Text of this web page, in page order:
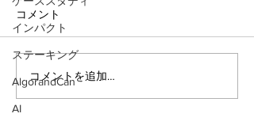
インパクト
ステーキング
AlgorandCan
AI
生活を変えるブロックチ
ェーン。「数千兆円市場
コメント
コメントを追加…